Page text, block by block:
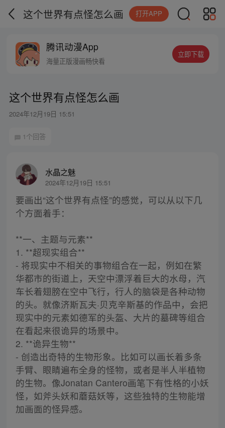
这个世界有点怪怎么画 打开APP
腾讯动漫App
海量正版漫画畅快看
立即下载
这个世界有点怪怎么画
2024年12月19日 15:51
1个回答
水晶之魅
2024年12月19日 15:51
要画出“这个世界有点怪”的感觉，可以从以下几
个方面着手：
**一、主题与元素**
1. **超现实组合**
- 将现实中不相关的事物组合在一起，例如在繁
华都市的街道上，天空中漂浮着巨大的水母，汽
车长着翅膀在空中飞行，行人的脑袋是各种动物
的头。就像济斯瓦夫·贝克辛斯基的作品中，会把
现实中的元素如德军的头盔、大片的墓碑等组合
在看起来很诡异的场景中。
2. **诡异生物**
- 创造出奇特的生物形象。比如可以画长着多条
手臂、眼睛遍布全身的怪物，或者是半人半植物
的生物。像Jonatan Cantero画笔下有性格的小妖
怪，如斧头妖和蘑菇妖等，这些独特的生物能增
加画面的怪异感。